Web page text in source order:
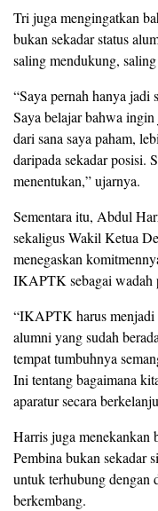
Tri juga mengingatkan
bukan sekadar status
saling mendukung,
“Saya pernah hanya jadi
Saya belajar bahwa
dari sana saya paham,
daripada sekadar posisi.
menentukan,” ujarnya.
Sementara itu, Abdul
sekaligus Wakil Ketua
menegaskan
IKAPTK sebagai wadah
“IKAPTK harus menjadi
alumni yang sudah
tempat tumbuhnya
Ini tentang bagaimana
aparatur secara
Harris juga menekankan
Pembina bukan sekadar
untuk terhubung dengan
berkembang.